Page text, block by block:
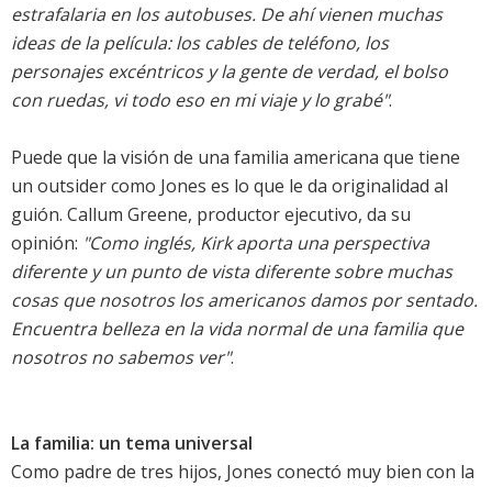
estrafalaria en los autobuses. De ahí vienen muchas
ideas de la película: los cables de teléfono, los
personajes excéntricos y la gente de verdad, el bolso
con ruedas, vi todo eso en mi viaje y lo grabé".
Puede que la visión de una familia americana que tiene
un outsider como Jones es lo que le da originalidad al
guión. Callum Greene, productor ejecutivo, da su
opinión: "Como inglés, Kirk aporta una perspectiva
diferente y un punto de vista diferente sobre muchas
cosas que nosotros los americanos damos por sentado.
Encuentra belleza en la vida normal de una familia que
nosotros no sabemos ver".
La familia: un tema universal
Como padre de tres hijos, Jones conectó muy bien con la